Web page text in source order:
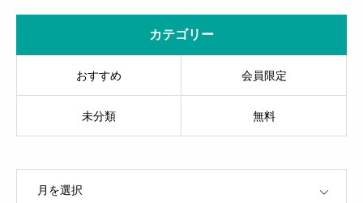
カテゴリー
おすすめ 会員限定
未分類 無料